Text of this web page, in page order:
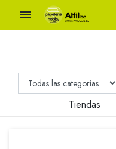

Tiendas